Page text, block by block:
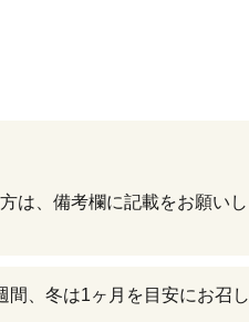
は、備考欄に記載をお願いし
間、冬は1ヶ月を目安にお召し